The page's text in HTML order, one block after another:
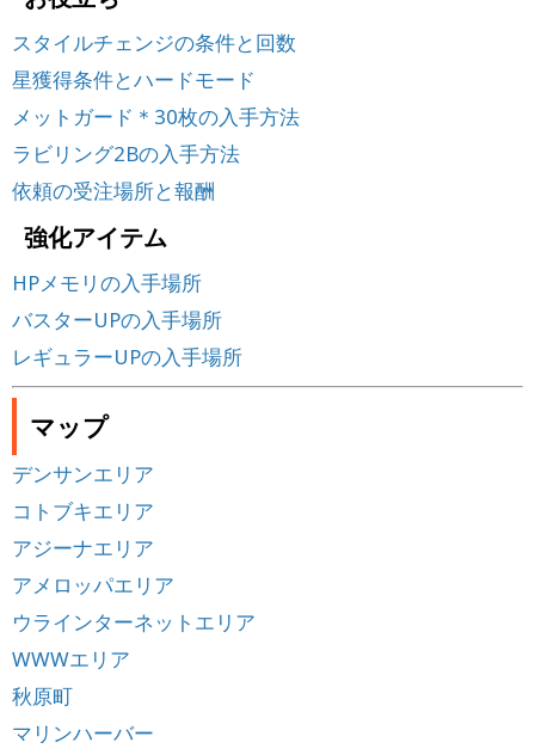
スタイルチェンジの条件と回数
星獲得条件とハードモード
メットガード＊30枚の入手方法
ラビリング2Bの入手方法
依頼の受注場所と報酬
強化アイテム
HPメモリの入手場所
バスターUPの入手場所
レギュラーUPの入手場所
マップ
デンサンエリア
コトブキエリア
アジーナエリア
アメロッパエリア
ウラインターネットエリア
WWWエリア
秋原町
マリンハーバー